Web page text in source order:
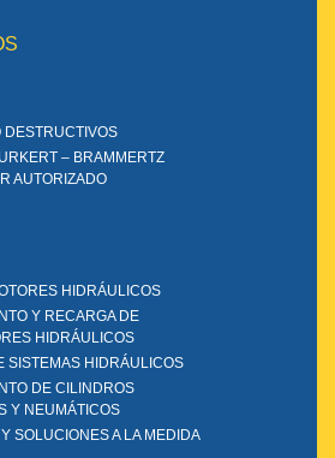
DESTRUCTIVOS
– BRAMMERTZ
AUTORIZADO
HIDRÁULICOS
Y RECARGA DE
HIDRÁULICOS
SISTEMAS HIDRÁULICOS
DE CILINDROS
Y NEUMÁTICOS
SOLUCIONES A LA MEDIDA